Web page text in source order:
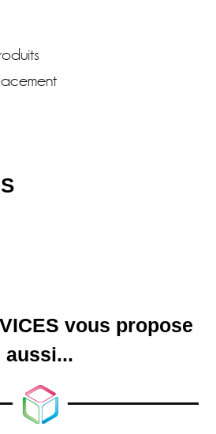
vous propose
aussi...